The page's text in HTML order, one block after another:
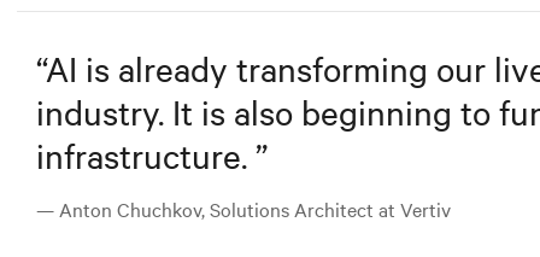
“AI is already transforming our
industry. It is also beginning to
infrastructure.”
— Anton Chuchkov, Solutions Architect at Vertiv